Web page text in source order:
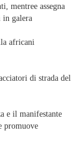
mentree assegna
in galera
africani
di strada del
e il manifestante
promuove